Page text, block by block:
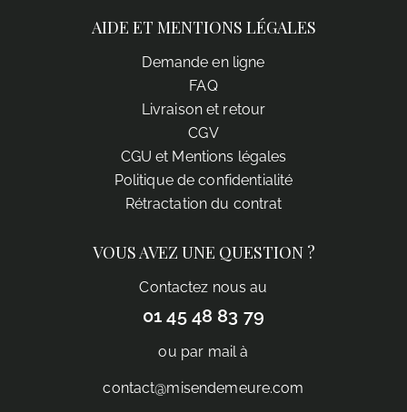
AIDE ET MENTIONS LÉGALES
Demande en ligne
FAQ
Livraison et retour
CGV
CGU et Mentions légales
Politique de confidentialité
Rétractation du contrat
VOUS AVEZ UNE QUESTION ?
Contactez nous au
01 45 48 83 79
ou par mail à
contact@misendemeure.com